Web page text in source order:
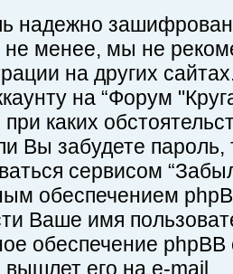
надежно
менее, мы не
на других
на “Форум
каких
Вы забудете пароль,
сервисом
обеспечением
Ваше имя
обеспечение
вышлет его на e-mail.